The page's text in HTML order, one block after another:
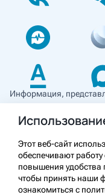
Информация,
использоваться для
и не может служить
применением
с
о лекарственных
предназначена для
работников.
Этот веб-сайт
обеспечивают
повышения удобства
чтобы принять наши
ознакомиться с